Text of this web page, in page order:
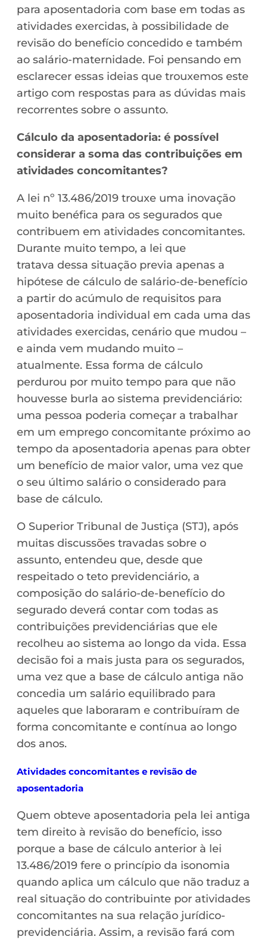
para aposentadoria com base em todas as
atividades exercidas, à possibilidade de
revisão do benefício concedido e também
ao salário-maternidade. Foi pensando em
esclarecer essas ideias que trouxemos este
artigo com respostas para as dúvidas mais
recorrentes sobre o assunto.
Cálculo da aposentadoria: é possível
considerar a soma das contribuições em
atividades concomitantes?
A lei nº 13.486/2019 trouxe uma inovação
muito benéfica para os segurados que
contribuem em atividades concomitantes.
Durante muito tempo, a lei que
tratava dessa situação previa apenas a
hipótese de cálculo de salário-de-benefício
a partir do acúmulo de requisitos para
aposentadoria individual em cada uma das
atividades exercidas, cenário que mudou –
e ainda vem mudando muito –
atualmente. Essa forma de cálculo
perdurou por muito tempo para que não
houvesse burla ao sistema previdenciário:
uma pessoa poderia começar a trabalhar
em um emprego concomitante próximo ao
tempo da aposentadoria apenas para obter
um benefício de maior valor, uma vez que
o seu último salário o considerado para
base de cálculo.
O Superior Tribunal de Justiça (STJ), após
muitas discussões travadas sobre o
assunto, entendeu que, desde que
respeitado o teto previdenciário, a
composição do salário-de-benefício do
segurado deverá contar com todas as
contribuições previdenciárias que ele
recolheu ao sistema ao longo da vida. Essa
decisão foi a mais justa para os segurados,
uma vez que a base de cálculo antiga não
concedia um salário equilibrado para
aqueles que laboraram e contribuíram de
forma concomitante e contínua ao longo
dos anos.
Atividades concomitantes e revisão de
aposentadoria
Quem obteve aposentadoria pela lei antiga
tem direito à revisão do benefício, isso
porque a base de cálculo anterior à lei
13.486/2019 fere o princípio da isonomia
quando aplica um cálculo que não traduz a
real situação do contribuinte por atividades
concomitantes na sua relação jurídico-
previdenciária. Assim, a revisão fará com